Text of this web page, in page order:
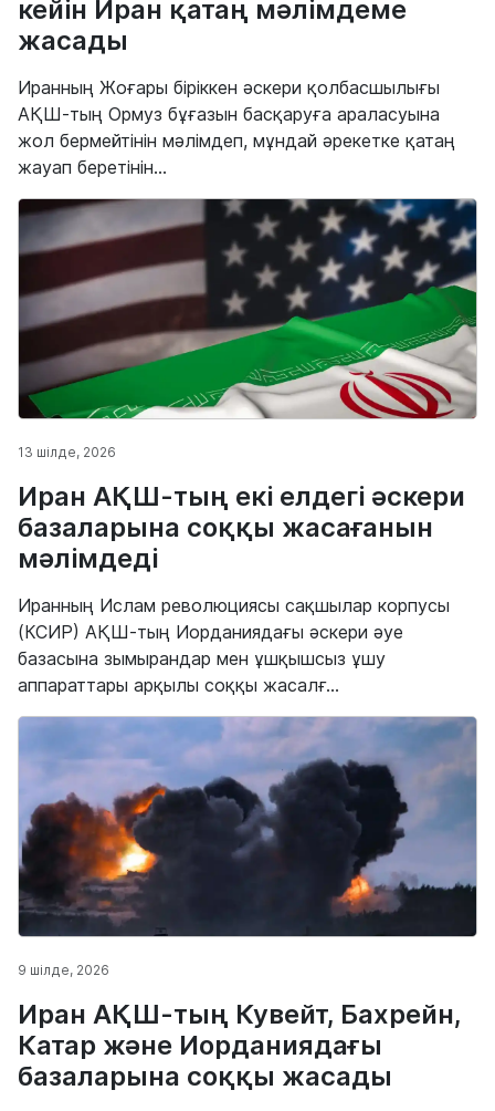
кейін Иран қатаң мәлімдеме
жасады
Иранның Жоғары біріккен әскери қолбасшылығы
АҚШ-тың Ормуз бұғазын басқаруға араласуына
жол бермейтінін мәлімдеп, мұндай әрекетке қатаң
жауап беретінін...
13 шілде, 2026
Иран АҚШ-тың екі елдегі әскери
базаларына соққы жасағанын
мәлімдеді
Иранның Ислам революциясы сақшылар корпусы
(КСИР) АҚШ-тың Иорданиядағы әскери әуе
базасына зымырандар мен ұшқышсыз ұшу
аппараттары арқылы соққы жасалғ...
9 шілде, 2026
Иран АҚШ-тың Кувейт, Бахрейн,
Катар және Иорданиядағы
базаларына соққы жасады